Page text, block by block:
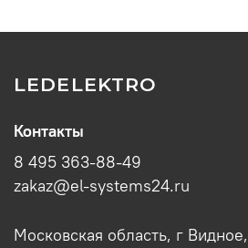
LEDELEKTRO
Контакты
8 495 363-88-49
zakaz@el-systems24.ru
Московская область, г